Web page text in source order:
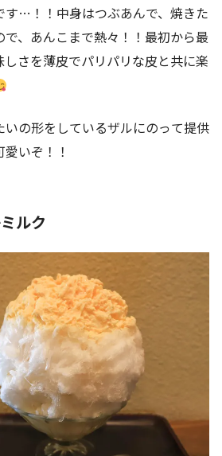
す…！！中身はつぶあんで、焼きた
、あんこまで熱々！！最初から最
さを薄皮でパリパリな皮と共に楽
の形をしているザルにのって提供
いぞ！！
ルク